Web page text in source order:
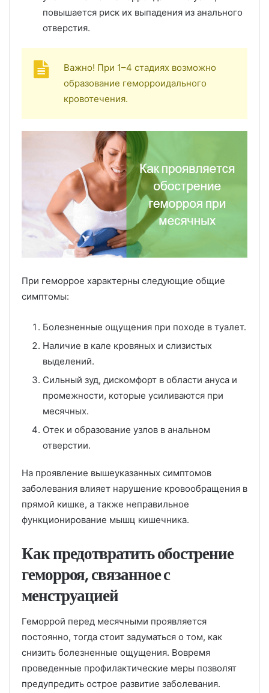
повышается риск их выпадения из анального
отверстия.
Важно! При 1–4 стадиях возможно
образование геморроидального
кровотечения.
При геморрое характерны следующие общие
симптомы:
Болезненные ощущения при походе в туалет.
Наличие в кале кровяных и слизистых
выделений.
Сильный зуд, дискомфорт в области ануса и
промежности, которые усиливаются при
месячных.
Отек и образование узлов в анальном
отверстии.
На проявление вышеуказанных симптомов
заболевания влияет нарушение кровообращения в
прямой кишке, а также неправильное
функционирование мышц кишечника.
Как предотвратить обострение
геморроя, связанное с
менструацией
Геморрой перед месячными проявляется
постоянно, тогда стоит задуматься о том, как
снизить болезненные ощущения. Вовремя
проведенные профилактические меры позволят
предупредить острое развитие заболевания.